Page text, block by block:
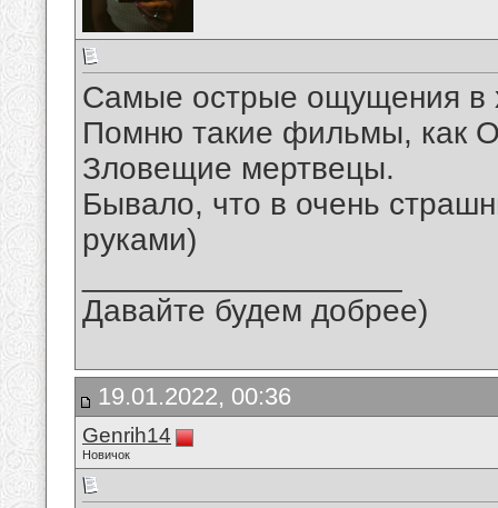
Самые острые ощущения в
Помню такие фильмы, как
Зловещие мертвецы.
Бывало, что в очень
руками)
Давайте будем добрее)
19.01.2022, 00:36
Genrih14
Новичок